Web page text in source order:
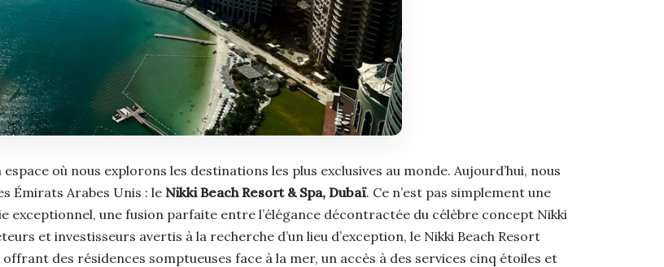
où nous explorons les destinations les plus exclusives au monde. Aujourd’hui, nous
Émirats Arabes Unis : le Nikki Beach Resort & Spa, Dubaï. Ce n’est pas simplement une
exceptionnel, une fusion parfaite entre l’élégance décontractée du célèbre concept Nikki
et investisseurs avertis à la recherche d’un lieu d’exception, le Nikki Beach Resort
des résidences somptueuses face à la mer, un accès à des services cinq étoiles et